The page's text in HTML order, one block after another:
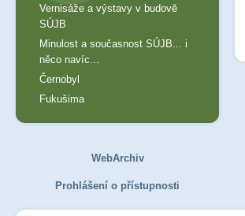
Vernisáže a výstavy v budově
SÚJB
Minulost a současnost SÚJB... i
něco navíc...
Černobyl
Fukušima
WebArchiv
Prohlášení o přístupnosti